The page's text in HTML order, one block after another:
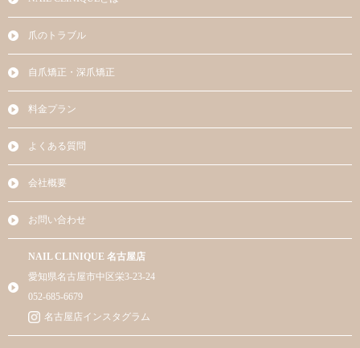
爪のトラブル
自爪矯正・深爪矯正
料金プラン
よくある質問
会社概要
お問い合わせ
NAIL CLINIQUE 名古屋店
愛知県名古屋市中区栄3-23-24
052-685-6679
名古屋店インスタグラム